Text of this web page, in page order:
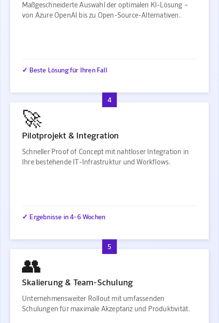
Maßgeschneiderte Auswahl der optimalen KI-Lösung –
von Azure OpenAI bis zu Open-Source-Alternativen.
✓ Beste Lösung für Ihren Fall
4
🚀
Pilotprojekt & Integration
Schneller Proof of Concept mit nahtloser Integration in
Ihre bestehende IT-Infrastruktur und Workflows.
✓ Ergebnisse in 4-6 Wochen
5
👥
Skalierung & Team-Schulung
Unternehmensweiter Rollout mit umfassenden
Schulungen für maximale Akzeptanz und Produktivität.